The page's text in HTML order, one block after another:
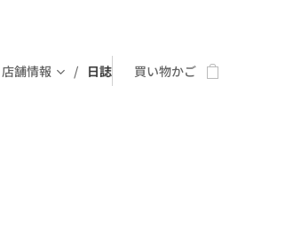
店舗情報 日誌 買い物かご